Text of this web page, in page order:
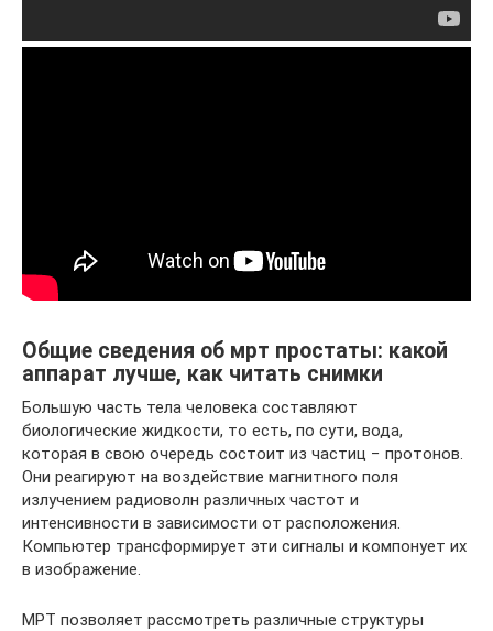
Общие сведения об мрт простаты: какой
аппарат лучше, как читать снимки
Большую часть тела человека составляют
биологические жидкости, то есть, по сути, вода,
которая в свою очередь состоит из частиц − протонов.
Они реагируют на воздействие магнитного поля
излучением радиоволн различных частот и
интенсивности в зависимости от расположения.
Компьютер трансформирует эти сигналы и компонует их
в изображение.
МРТ позволяет рассмотреть различные структуры